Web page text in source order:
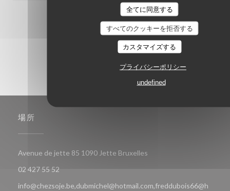
全てに同意する
すべてのクッキーを拒否する
カスタマイズする
プライバシーポリシー
undefined
3
場所
Avenue de jette 85 1090 Jette Bruxelles
02 427 55 52
info@chezsoje.be,dubmichel@hotmail.com,freddubois66@h